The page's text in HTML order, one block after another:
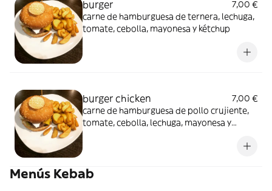
burger
7,00 €
carne de hamburguesa de ternera, lechuga,
tomate, cebolla, mayonesa y kétchup
burger chicken
7,00 €
carne de hamburguesa de pollo crujiente,
tomate, cebolla, lechuga, mayonesa y
Menús Kebab